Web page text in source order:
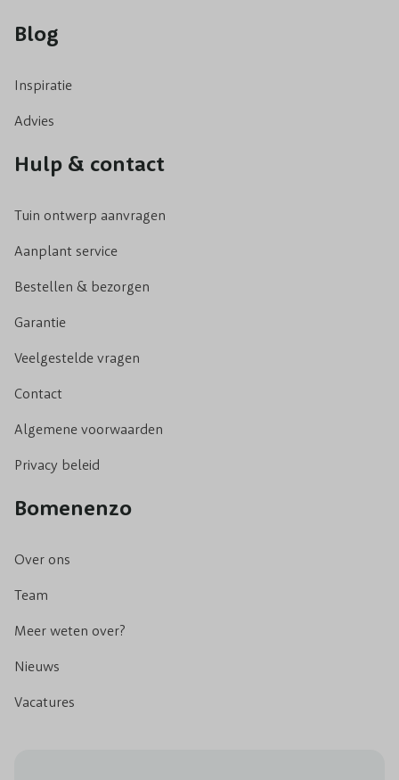
Blog
Inspiratie
Advies
Hulp & contact
Tuin ontwerp aanvragen
Aanplant service
Bestellen & bezorgen
Garantie
Veelgestelde vragen
Contact
Algemene voorwaarden
Privacy beleid
Bomenenzo
Over ons
Team
Meer weten over?
Nieuws
Vacatures